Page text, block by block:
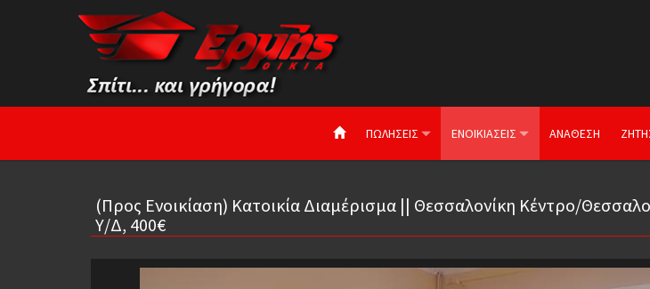
ΠΩΛΗΣΕΙΣ ΕΝΟΙΚΙΑΣΕΙΣ ΑΝΑΘΕΣΗ
(Προς Ενοικίαση) Κατοικία Διαμέρισμα || Θεσσαλονίκη Κέντρο/
Υ/Δ, 400€